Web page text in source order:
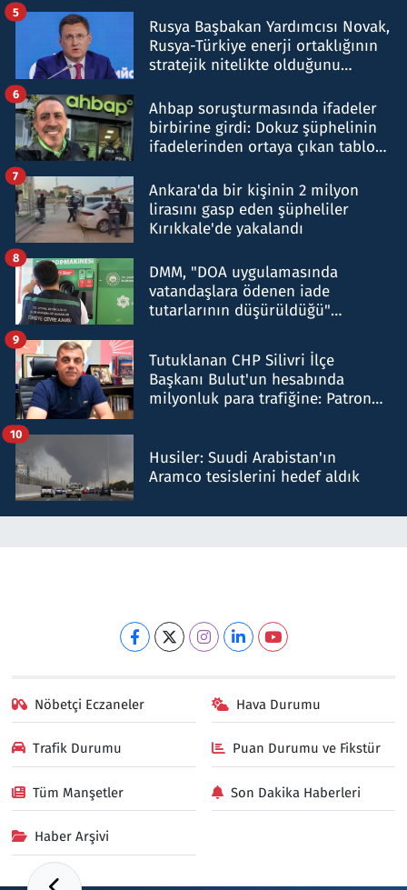
Rusya Başbakan Yardımcısı Novak,
Rusya-Türkiye enerji ortaklığının
stratejik nitelikte olduğunu
5
Ahbap soruşturmasında ifadeler
birbirine girdi: Dokuz şüphelinin
ifadelerinden ortaya çıkan tablo
6
Ankara'da bir kişinin 2 milyon
lirasını gasp eden şüpheliler
Kırıkkale'de yakalandı
7
DMM, "DOA uygulamasında
vatandaşlara ödenen iade
tutarlarının düşürüldüğü"
8
Tutuklanan CHP Silivri İlçe
Başkanı Bulut'un hesabında
milyonluk para trafiğine: Patron
9
Husiler: Suudi Arabistan'ın
Aramco tesislerini hedef aldık
10
Nöbetçi Eczaneler Hava Durumu
Trafik Durumu Puan Durumu ve Fikstür
Tüm Manşetler Son Dakika Haberleri
Haber Arşivi